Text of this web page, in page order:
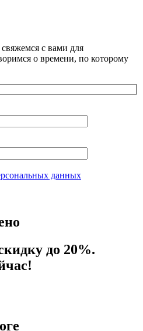
с вами для
о времени, по которому
данных
до 20%.